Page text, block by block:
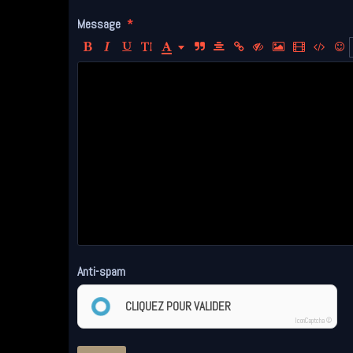
Message
Anti-spam
CLIQUEZ POUR VALIDER
IconCaptcha ©